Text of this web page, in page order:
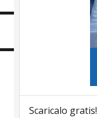
Scaricalo gratis!